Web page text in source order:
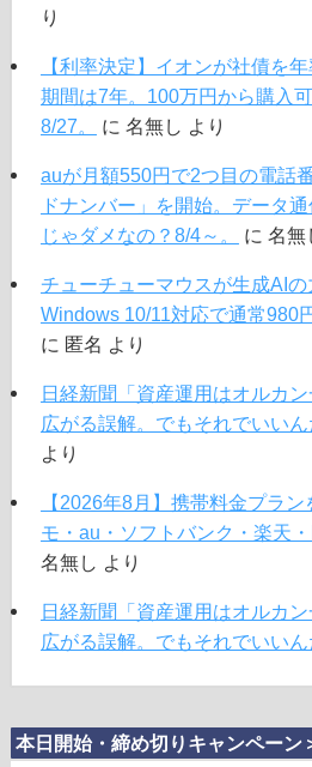
り
【利率決定】イオンが社債を
期間は7年。100万円から購入
8/27。
に 名無し より
auが月額550円で2つ目の電話
ドナンバー」を開始。データ
じゃダメなの？8/4～。
に 名無
チューチューマウスが生成AIの
Windows 10/11対応で通常980
に 匿名 より
日経新聞「資産運用はオルカン
広がる誤解。でもそれでいいん
より
【2026年8月】携帯料金プラ
モ・au・ソフトバンク・楽天・
名無し より
日経新聞「資産運用はオルカン
広がる誤解。でもそれでいいん
本日開始・締め切りキャンペーン